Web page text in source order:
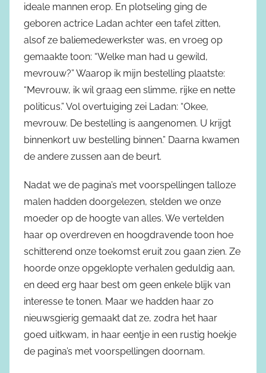
ideale mannen erop. En plotseling ging de
geboren actrice Ladan achter een tafel zitten,
alsof ze baliemedewerkster was, en vroeg op
gemaakte toon: “Welke man had u gewild,
mevrouw?” Waarop ik mijn bestelling plaatste:
“Mevrouw, ik wil graag een slimme, rijke en nette
politicus.” Vol overtuiging zei Ladan: “Okee,
mevrouw. De bestelling is aangenomen. U krijgt
binnenkort uw bestelling binnen.” Daarna kwamen
de andere zussen aan de beurt.
Nadat we de pagina’s met voorspellingen talloze
malen hadden doorgelezen, stelden we onze
moeder op de hoogte van alles. We vertelden
haar op overdreven en hoogdravende toon hoe
schitterend onze toekomst eruit zou gaan zien. Ze
hoorde onze opgeklopte verhalen geduldig aan,
en deed erg haar best om geen enkele blijk van
interesse te tonen. Maar we hadden haar zo
nieuwsgierig gemaakt dat ze, zodra het haar
goed uitkwam, in haar eentje in een rustig hoekje
de pagina’s met voorspellingen doornam.